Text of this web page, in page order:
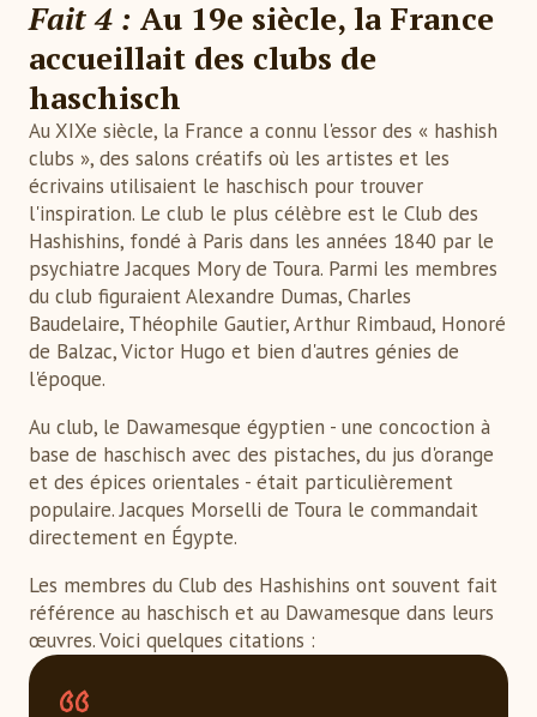
Fait 4 : Au 19e siècle, la France
accueillait des clubs de
haschisch
Au XIXe siècle, la France a connu l'essor des « hashish
clubs », des salons créatifs où les artistes et les
écrivains utilisaient le haschisch pour trouver
l'inspiration. Le club le plus célèbre est le Club des
Hashishins, fondé à Paris dans les années 1840 par le
psychiatre Jacques Mory de Toura. Parmi les membres
du club figuraient Alexandre Dumas, Charles
Baudelaire, Théophile Gautier, Arthur Rimbaud, Honoré
de Balzac, Victor Hugo et bien d'autres génies de
l'époque.
Au club, le Dawamesque égyptien - une concoction à
base de haschisch avec des pistaches, du jus d'orange
et des épices orientales - était particulièrement
populaire. Jacques Morselli de Toura le commandait
directement en Égypte.
Les membres du Club des Hashishins ont souvent fait
référence au haschisch et au Dawamesque dans leurs
œuvres. Voici quelques citations :